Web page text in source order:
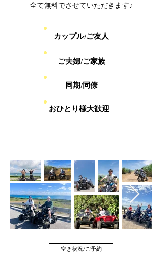
全て無料でさせていただきます♪
カップル/ご友人
ご夫婦/ご家族
​同期/同僚
おひとり様大歓迎
空き状況/ご予約